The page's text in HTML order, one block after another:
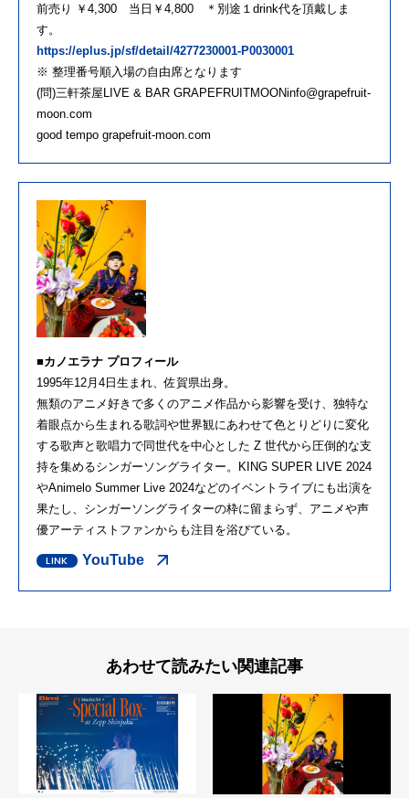
前売り ￥4,300 当日￥4,800 ＊別途１drink代を頂戴しま
す。
https://eplus.jp/sf/detail/4277230001-P0030001
※ 整理番号順入場の自由席となります
(問)三軒茶屋LIVE & BAR GRAPEFRUITMOONinfo@grapefruit-
moon.com
good tempo grapefruit-moon.com
■カノエラナ プロフィール
1995年12月4日生まれ、佐賀県出身。
無類のアニメ好きで多くのアニメ作品から影響を受け、独特な
着眼点から生まれる歌詞や世界観にあわせて色とりどりに変化
する歌声と歌唱力で同世代を中心とした Z 世代から圧倒的な支
持を集めるシンガーソングライター。KING SUPER LIVE 2024
やAnimelo Summer Live 2024などのイベントライブにも出演を
果たし、シンガーソングライターの枠に留まらず、アニメや声
優アーティストファンからも注⽬を浴びている。
YouTube
あわせて読みたい関連記事